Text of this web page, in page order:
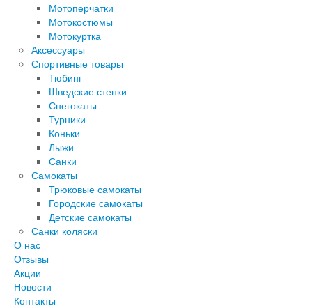
Мотоперчатки
Мотокостюмы
Мотокуртка
Аксессуары
Спортивные товары
Тюбинг
Шведские стенки
Снегокаты
Турники
Коньки
Лыжи
Санки
Самокаты
Трюковые самокаты
Городские самокаты
Детские самокаты
Санки коляски
О нас
Отзывы
Акции
Новости
Контакты